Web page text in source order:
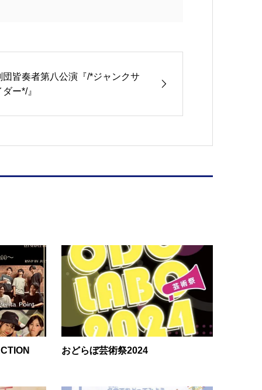
団皆奏者第八公演『/*ジャンクサ
ダー*/』
おどらぼ芸術祭2024